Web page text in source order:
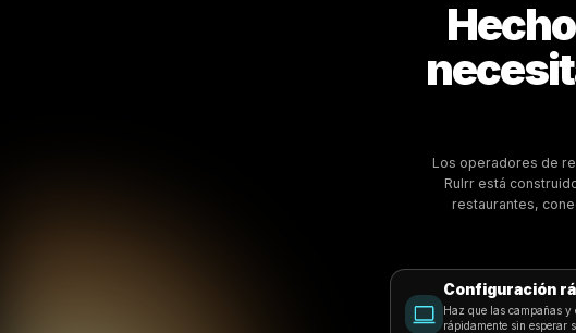
Comedor Casual